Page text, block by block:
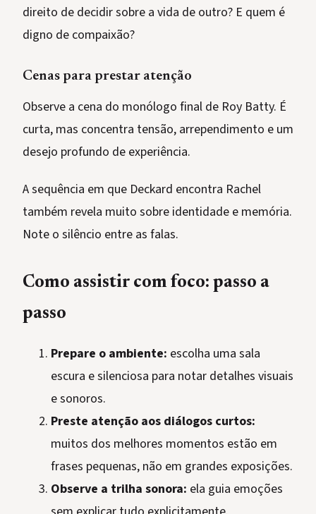
direito de decidir sobre a vida de outro? E quem é
digno de compaixão?
Cenas para prestar atenção
Observe a cena do monólogo final de Roy Batty. É
curta, mas concentra tensão, arrependimento e um
desejo profundo de experiência.
A sequência em que Deckard encontra Rachel
também revela muito sobre identidade e memória.
Note o silêncio entre as falas.
Como assistir com foco: passo a
passo
Prepare o ambiente: escolha uma sala
escura e silenciosa para notar detalhes visuais
e sonoros.
Preste atenção aos diálogos curtos:
muitos dos melhores momentos estão em
frases pequenas, não em grandes exposições.
Observe a trilha sonora: ela guia emoções